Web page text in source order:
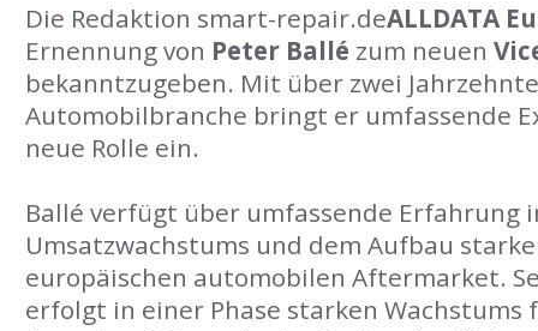
Die Redaktion smart-repair.deALLDATA
Ernennung von Peter Ballé zum neuen
bekanntzugeben. Mit über zwei
Automobilbranche bringt er umfassende
neue Rolle ein.
Ballé verfügt über umfassende Erfahrung
Umsatzwachstums und dem Aufbau
europäischen automobilen Aftermarket.
erfolgt in einer Phase starken Wachstums